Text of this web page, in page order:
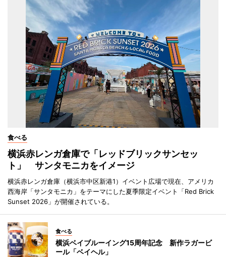
食べる
横浜赤レンガ倉庫で「レッドブリックサンセッ
ト」 サンタモニカをイメージ
横浜赤レンガ倉庫（横浜市中区新港1）イベント広場で現在、アメリカ
西海岸「サンタモニカ」をテーマにした夏季限定イベント「Red Brick
Sunset 2026」が開催されている。
食べる
横浜ベイブルーイング15周年記念 新作ラガービ
ール「ベイヘル」